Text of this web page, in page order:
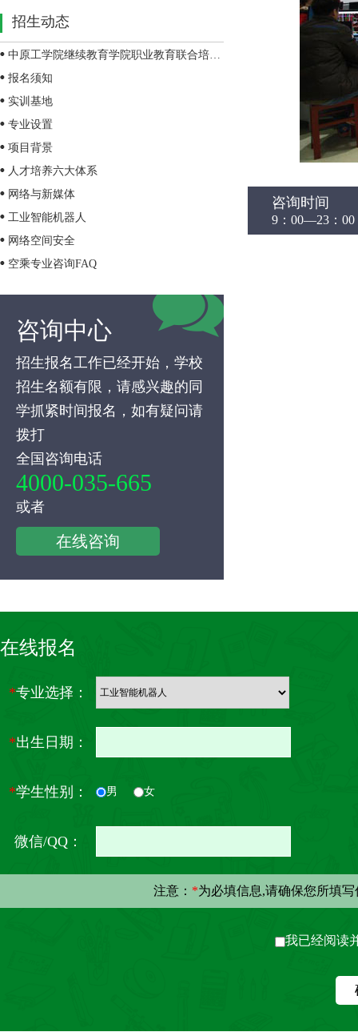
招生动态
中原工学院继续教育学院职业教育联合培养招生简章
报名须知
实训基地
专业设置
项目背景
人才培养六大体系
网络与新媒体
工业智能机器人
网络空间安全
空乘专业咨询FAQ
咨询中心
招生报名工作已经开始，学校
招生名额有限，请感兴趣的同
学抓紧时间报名，如有疑问请
拨打
全国咨询电话
4000-035-665
或者
在线咨询
咨询时间
9：00—23：00
在线报名
*专业选择：
*出生日期：
*学生性别： 男 女
微信/QQ：
注意： *为必填信息,请确保您所填
我已经阅读